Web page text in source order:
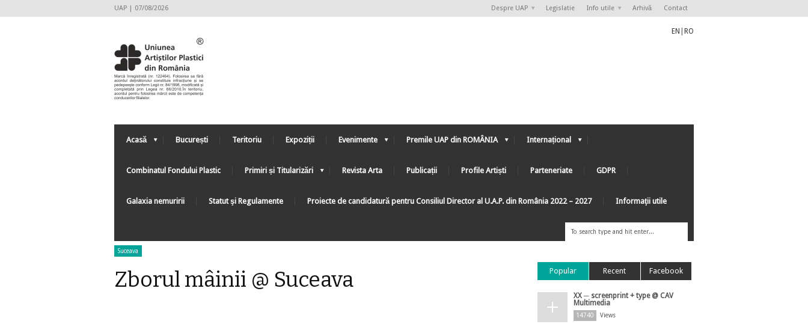
UAP | 07/08/2026 Despre UAP Legislatie Info utile Arhivă Contact
EN RO
Acasă București Teritoriu Expoziții Evenimente Premile UAP din ROMÂNIA Internațional
Combinatul Fondului Plastic Primiri și Titularizări Revista Arta Publicații Profile Artiști Parteneriate GDPR
Galaxia nemuririi Statut şi Regulamente Proiecte de candidatură pentru Consiliul Director al U.A.P. din România 2022 – 2027 Informaţii utile
Suceava
Zborul mâinii @ Suceava Popular Recent Facebook
XX ─ screenprint + type @ CAV
Multimedia
14740 Views